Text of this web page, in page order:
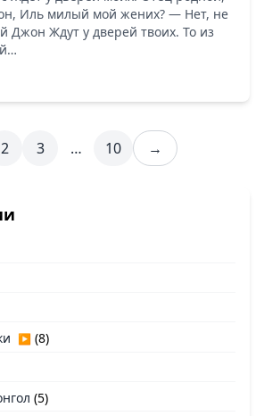
Иль милый мой жених? — Нет, не
Джон Ждут у дверей твоих. То из
2 3 … 10 →
▶ (8)
(5)